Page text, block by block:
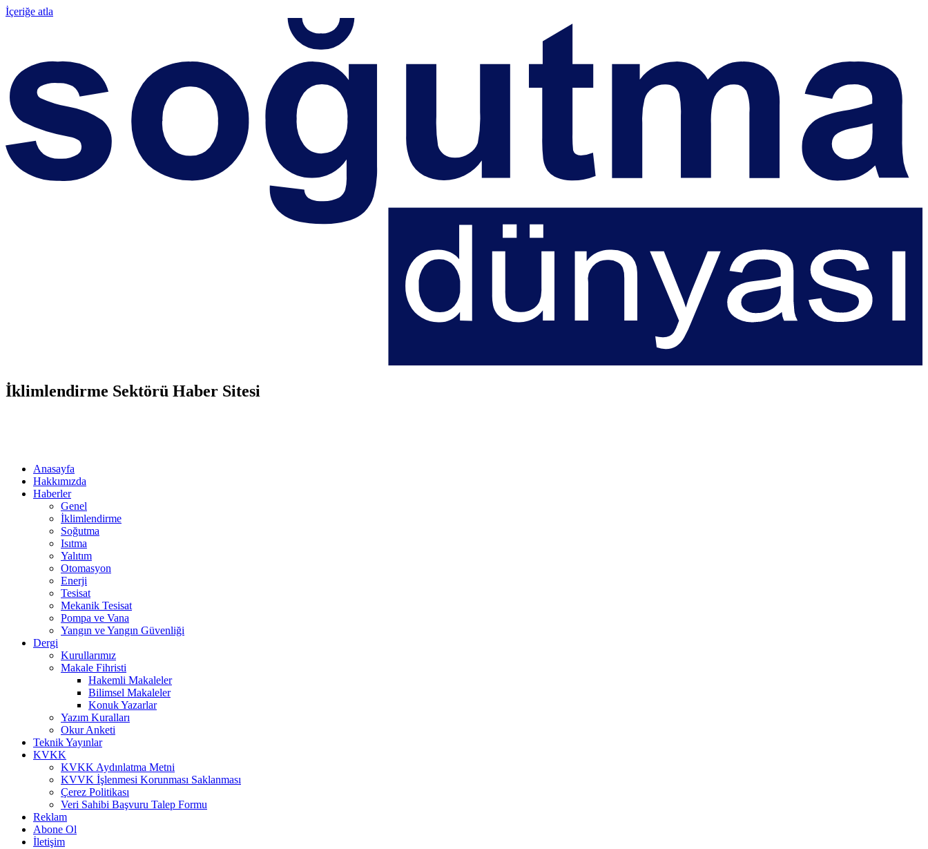
İçeriğe atla
İklimlendirme Sektörü Haber Sitesi
Anasayfa
Hakkımızda
Haberler
Genel
İklimlendirme
Soğutma
Isıtma
Yalıtım
Otomasyon
Enerji
Tesisat
Mekanik Tesisat
Pompa ve Vana
Yangın ve Yangın Güvenliği
Dergi
Kurullarımız
Makale Fihristi
Hakemli Makaleler
Bilimsel Makaleler
Konuk Yazarlar
Yazım Kuralları
Okur Anketi
Teknik Yayınlar
KVKK
KVKK Aydınlatma Metni
KVVK İşlenmesi Korunması Saklanması
Çerez Politikası
Veri Sahibi Başvuru Talep Formu
Reklam
Abone Ol
İletişim